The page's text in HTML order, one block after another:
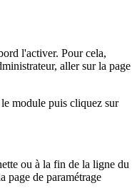
l'activer. Pour cela,
aller sur la page
module puis cliquez sur
ou à la fin de la ligne du
page de paramétrage